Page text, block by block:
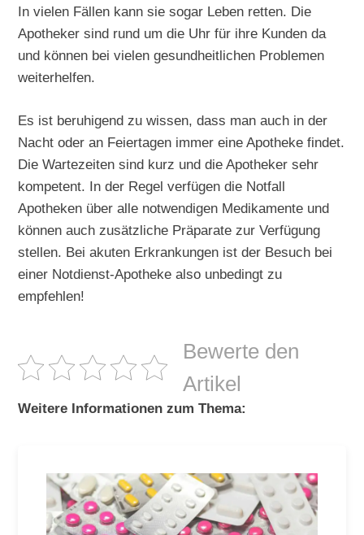
In vielen Fällen kann sie sogar Leben retten. Die
Apotheker sind rund um die Uhr für ihre Kunden da
und können bei vielen gesundheitlichen Problemen
weiterhelfen.
Es ist beruhigend zu wissen, dass man auch in der
Nacht oder an Feiertagen immer eine Apotheke findet.
Die Wartezeiten sind kurz und die Apotheker sehr
kompetent. In der Regel verfügen die Notfall
Apotheken über alle notwendigen Medikamente und
können auch zusätzliche Präparate zur Verfügung
stellen. Bei akuten Erkrankungen ist der Besuch bei
einer Notdienst-Apotheke also unbedingt zu
empfehlen!
Bewerte den
Artikel
Weitere Informationen zum Thema: